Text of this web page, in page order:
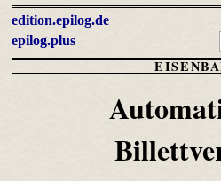
edition.epilog.de
epilog.plus